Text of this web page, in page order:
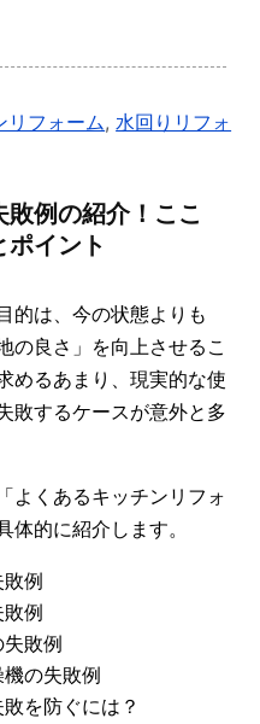
リフォーム,水回りリフォ
例の紹介！ここ
イント
的は、今の状態よりも
の良さ」を向上させるこ
めるあまり、現実的な使
敗するケースが意外と多
よくあるキッチンリフォ
的に紹介します。
例
例
敗例
の失敗例
を防ぐには？